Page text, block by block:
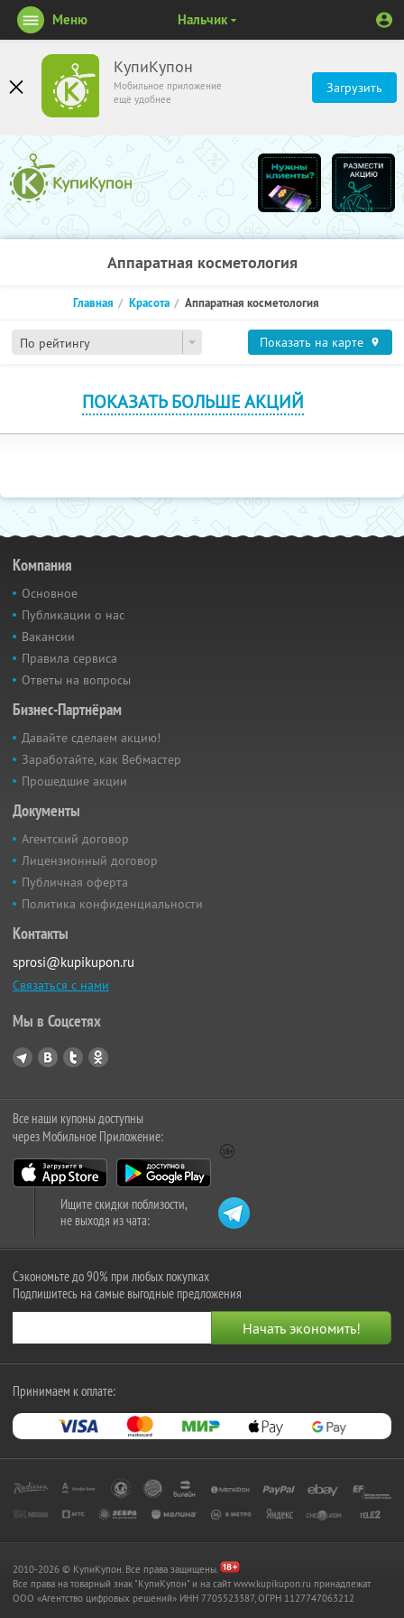
КупиКупон
Мобильное приложение
ещё удобнее
Загрузить
Меню Нальчик
Аппаратная косметология
По рейтингу
Главная Красота Аппаратная косметология
Показать на карте
ПОКАЗАТЬ БОЛЬШЕ АКЦИЙ
Компания
Основное
Публикации о нас
Вакансии
Правила сервиса
Ответы на вопросы
Бизнес-Партнёрам
Давайте сделаем акцию!
Заработайте, как Вебмастер
Прошедшие акции
Документы
Агентский договор
Лицензионный договор
Публичная оферта
Политика конфиденциальности
Контакты
sprosi@kupikupon.ru
Связаться с нами
Мы в Соцсетях
Все наши купоны доступны
через Мобильное Приложение:
Ищите скидки поблизости,
не выходя из чата:
Сэкономьте до 90% при любых покупках
Подпишитесь на самые выгодные предложения
Принимаем к оплате:
2010-2026 © КупиКупон. Все права защищены.
Все права на товарный знак "КупиКупон" и на сайт www.kupikupon.ru принадлежат
OOO «Агентство цифровых решений» ИНН 7705523387, ОГРН 1127747063212